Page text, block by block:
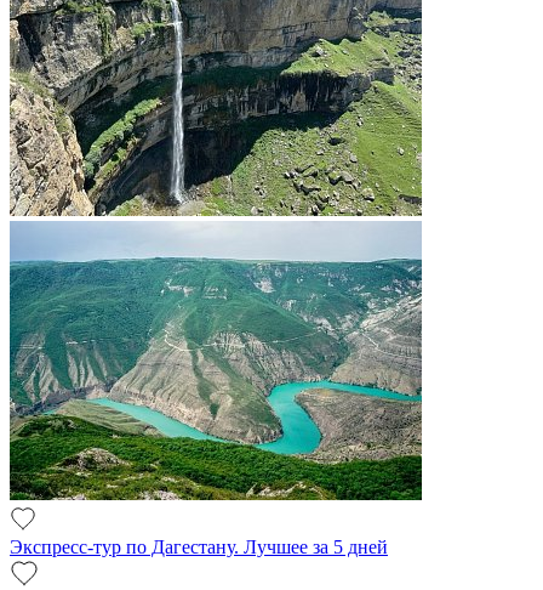
Экспресс-тур по Дагестану. Лучшее за 5 дней